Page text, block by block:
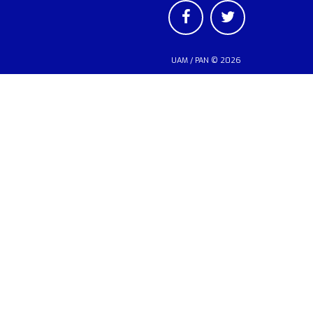
UAM / PAN © 2026